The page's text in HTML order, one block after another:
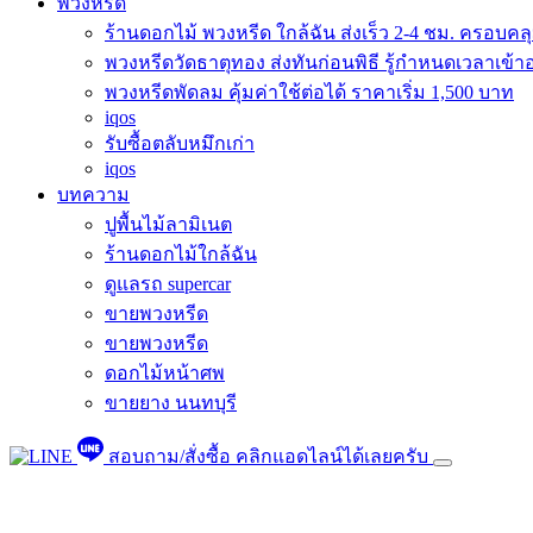
ร้านดอกไม้ พวงหรีด ใกล้ฉัน ส่งเร็ว 2-4 ชม. ครอบค
พวงหรีดวัดธาตุทอง ส่งทันก่อนพิธี รู้กำหนดเวลาเข้า
พวงหรีดพัดลม คุ้มค่าใช้ต่อได้ ราคาเริ่ม 1,500 บาท
iqos
รับซื้อตลับหมึกเก่า
iqos
บทความ
ปูพื้นไม้ลามิเนต
ร้านดอกไม้ใกล้ฉัน
ดูแลรถ supercar
ขายพวงหรีด
ขายพวงหรีด
ดอกไม้หน้าศพ
ขายยาง นนทบุรี
สอบถาม/สั่งซื้อ คลิกแอดไลน์ได้เลยครับ